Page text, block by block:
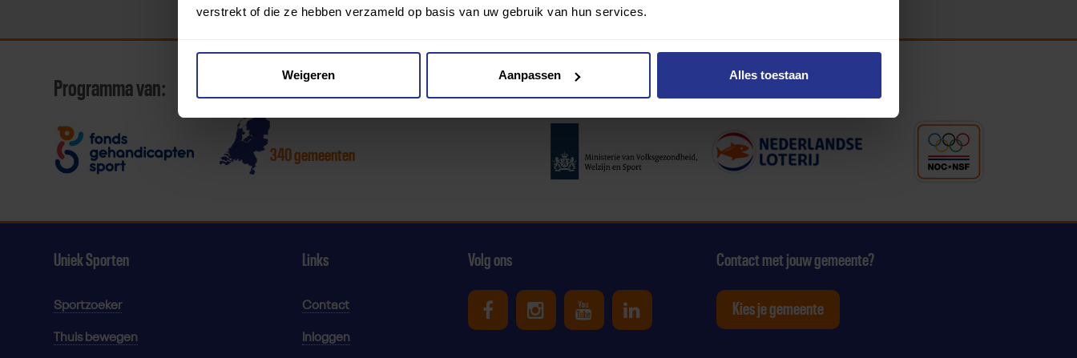
verstrekt of die ze hebben verzameld op basis van uw gebruik van hun services.
Weigeren Aanpassen Alles toestaan
Programma van:
340 gemeenten
Partners:
Uniek Sporten
Sportzoeker
Thuis bewegen
Links
Contact
Inloggen
Volg ons
Uniek Sporten op Facebook
Uniek Sporten op Instagram
Uniek Sporten op Youtube
Uniek Sporten op Linkedin
Contact met jouw gemeente?
Kies je gemeente